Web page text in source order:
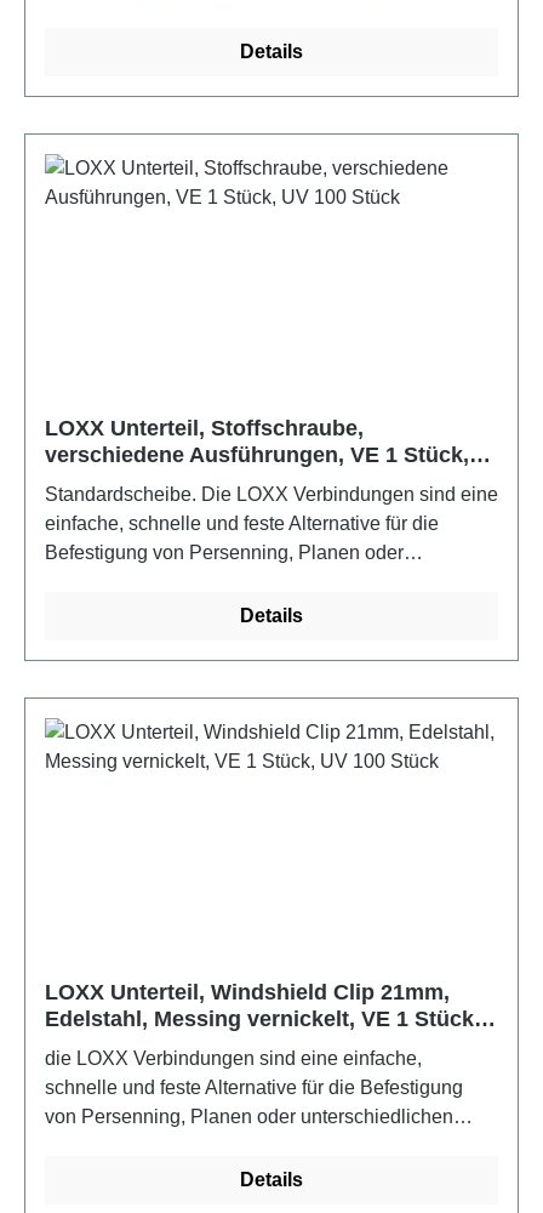
Yachtbau sollten die Edelstahlausführungen
Details
LOXX Unterteil, Stoffschraube,
verschiedene Ausführungen, VE 1 Stück,
UV 100 Stück
Standardscheibe. Die LOXX Verbindungen sind eine
einfache, schnelle und feste Alternative für die
Befestigung von Persenning, Planen oder
Yachtbau sollten die Edelstahlausführungen
Details
LOXX Unterteil, Windshield Clip 21mm,
Edelstahl, Messing vernickelt, VE 1 Stück,
UV 100 Stück
die LOXX Verbindungen sind eine einfache,
schnelle und feste Alternative für die Befestigung
von Persenning, Planen oder unterschiedlichen
Edelstahlausführungen verwendet werden.Farbe:
Details